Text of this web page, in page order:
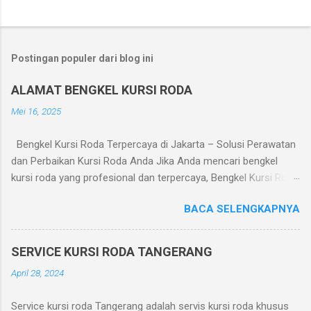
Postingan populer dari blog ini
ALAMAT BENGKEL KURSI RODA
Mei 16, 2025
Bengkel Kursi Roda Terpercaya di Jakarta – Solusi Perawatan
dan Perbaikan Kursi Roda Anda Jika Anda mencari bengkel
kursi roda yang profesional dan terpercaya, Bengkel Kursi Roda
kursi roda manual maupun elektrik dengan pelayanan cepat dan
harga terjangkau. Layanan yang Tersedia: Perbaikan roda dan
elektrik Pengelasan dan penguatan rangka Penjualan suku
BACA SELENGKAPNYA
SERVICE KURSI RODA TANGERANG
April 28, 2024
Service kursi roda Tangerang adalah servis kursi roda khusus